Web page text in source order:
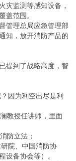
灾监测等感知设备，
盖范围。
管理总局应急管理部
知，放开消防产品的
提到了战略高度，智
因为利空出尽是利
教授任讲师，里面
防立法；
院、中国消防协
设备协会等）。